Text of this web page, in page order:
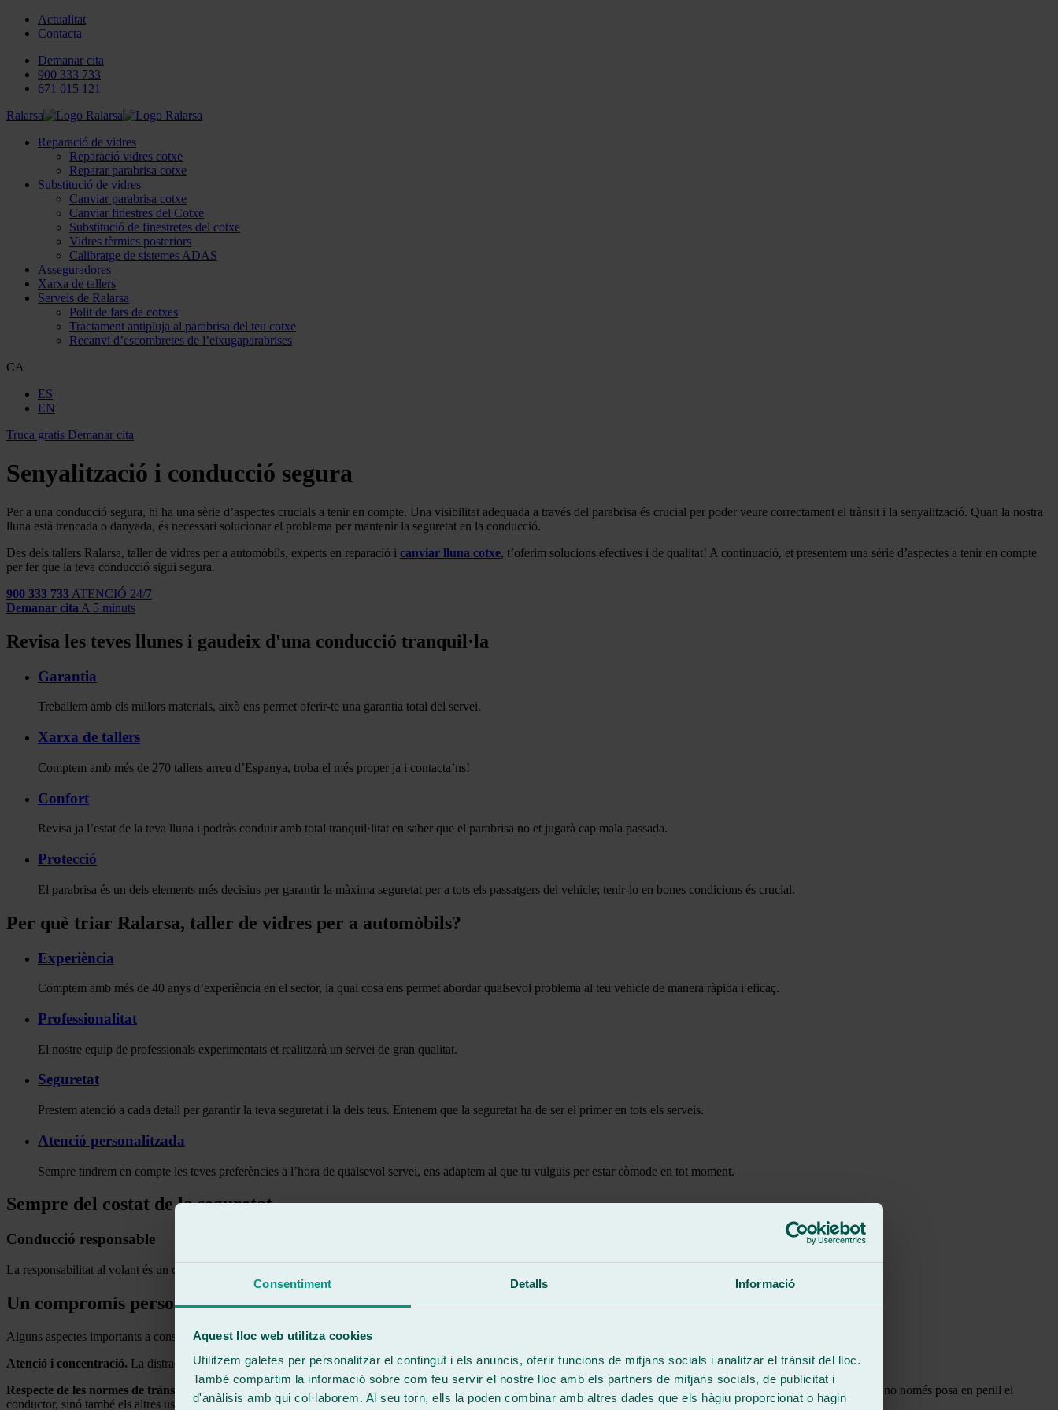
Consentiment Detalls Informació
Aquest lloc web utilitza cookies
Utilitzem galetes per personalitzar el contingut i els anuncis, oferir funcions de mitjans socials i analitzar el trànsit del lloc.
També compartim la informació sobre com feu servir el nostre lloc amb els partners de mitjans socials, de publicitat i
d'anàlisis amb qui col·laborem. Al seu torn, ells la poden combinar amb altres dades que els hàgiu proporcionat o hagin
Actualitat
Contacta
Demanar cita
900 333 733
671 015 121
Ralarsa
Reparació de vidres
Reparació vidres cotxe
Reparar parabrisa cotxe
Substitució de vidres
Canviar parabrisa cotxe
Canviar finestres del Cotxe
Substitució de finestretes del cotxe
Vidres tèrmics posteriors
Calibratge de sistemes ADAS
Asseguradores
Xarxa de tallers
Serveis de Ralarsa
Polit de fars de cotxes
Tractament antipluja al parabrisa del teu cotxe
Recanvi d’escombretes de l’eixugaparabrises
CA
ES
EN
Truca gratis Demanar cita
Senyalització i conducció segura
Per a una conducció segura, hi ha una sèrie d’aspectes crucials a tenir en compte. Una visibilitat adequada a través del parabrisa és crucial per poder veure correctament el trànsit i la senyalització. Quan la nostra
lluna està trencada o danyada, és necessari solucionar el problema per mantenir la seguretat en la conducció.
Des dels tallers Ralarsa, taller de vidres per a automòbils, experts en reparació i canviar lluna cotxe, t’oferim solucions efectives i de qualitat! A continuació, et presentem una sèrie d’aspectes a tenir en compte
per fer que la teva conducció sigui segura.
900 333 733 ATENCIÓ 24/7
Demanar cita A 5 minuts
Revisa les teves llunes i gaudeix d'una conducció tranquil·la
Garantia
Treballem amb els millors materials, això ens permet oferir-te una garantia total del servei.
Xarxa de tallers
Comptem amb més de 270 tallers arreu d’Espanya, troba el més proper ja i contacta’ns!
Confort
Revisa ja l’estat de la teva lluna i podràs conduir amb total tranquil·litat en saber que el parabrisa no et jugarà cap mala passada.
Protecció
El parabrisa és un dels elements més decisius per garantir la màxima seguretat per a tots els passatgers del vehicle; tenir-lo en bones condicions és crucial.
Per què triar Ralarsa, taller de vidres per a automòbils?
Experiència
Comptem amb més de 40 anys d’experiència en el sector, la qual cosa ens permet abordar qualsevol problema al teu vehicle de manera ràpida i eficaç.
Professionalitat
El nostre equip de professionals experimentats et realitzarà un servei de gran qualitat.
Seguretat
Prestem atenció a cada detall per garantir la teva seguretat i la dels teus. Entenem que la seguretat ha de ser el primer en tots els serveis.
Atenció personalitzada
Sempre tindrem en compte les teves preferències a l’hora de qualsevol servei, ens adaptem al que tu vulguis per estar còmode en tot moment.
Sempre del costat de la seguretat
Conducció responsable
La responsabilitat al volant és un compromís que cada conductor ha d’assumir per garantir la seva seguretat i la de la comunitat viària.
Un compromís personal i col·lectiu
Alguns aspectes importants a considerar inclouen:
Atenció i concentració. La distracció al volant augmenta significativament el risc d’accidents. Mantenir l’atenció a la carretera és essencial.
Respecte de les normes de trànsit.
Cumplir les normes de trànsit, respectar les senyals i seguir les regles de conducció contribueix a la seguretat viària. Ignorar aquestes normes no només posa en perill el
conductor, sinó també els altres usuaris de la carretera.